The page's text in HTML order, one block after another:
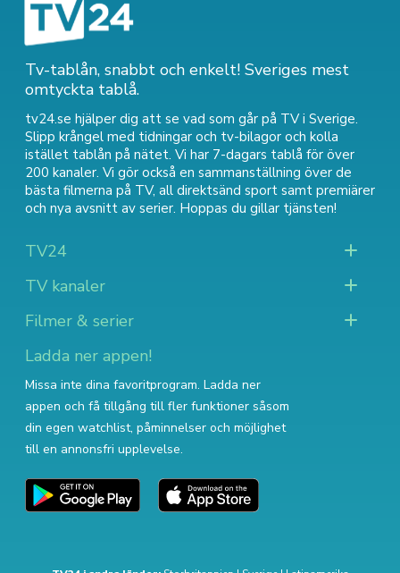
Tv-tablån, snabbt och enkelt! Sveriges mest
omtyckta tablå.
tv24.se hjälper dig att se vad som går på TV i Sverige.
Slipp krångel med tidningar och tv-bilagor och kolla
istället tablån på nätet. Vi har 7-dagars tablå för över
200 kanaler. Vi gör också en sammanställning över de
bästa filmerna på TV, all direktsänd sport samt premiärer
och nya avsnitt av serier. Hoppas du gillar tjänsten!
TV24
TV kanaler
Filmer & serier
Ladda ner appen!
Missa inte dina favoritprogram. Ladda ner
appen och få tillgång till fler funktioner såsom
din egen watchlist, påminnelser och möjlighet
till en annonsfri upplevelse.